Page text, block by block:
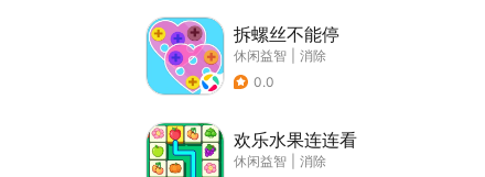
拆螺丝不能停
休闲益智
消除
0.0
欢乐水果连连看
休闲益智
消除